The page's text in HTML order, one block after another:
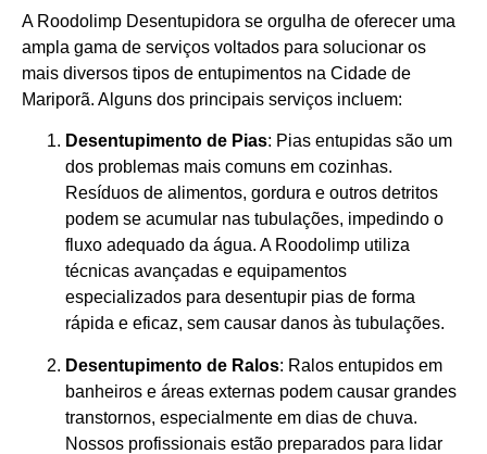
A Roodolimp Desentupidora se orgulha de oferecer uma
ampla gama de serviços voltados para solucionar os
mais diversos tipos de entupimentos na Cidade de
Mariporã. Alguns dos principais serviços incluem:
Desentupimento de Pias: Pias entupidas são um
dos problemas mais comuns em cozinhas.
Resíduos de alimentos, gordura e outros detritos
podem se acumular nas tubulações, impedindo o
fluxo adequado da água. A Roodolimp utiliza
técnicas avançadas e equipamentos
especializados para desentupir pias de forma
rápida e eficaz, sem causar danos às tubulações.
Desentupimento de Ralos: Ralos entupidos em
banheiros e áreas externas podem causar grandes
transtornos, especialmente em dias de chuva.
Nossos profissionais estão preparados para lidar